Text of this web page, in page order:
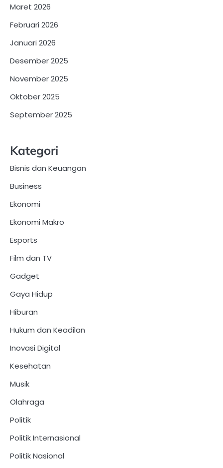
Maret 2026
Februari 2026
Januari 2026
Desember 2025
November 2025
Oktober 2025
September 2025
Kategori
Bisnis dan Keuangan
Business
Ekonomi
Ekonomi Makro
Esports
Film dan TV
Gadget
Gaya Hidup
Hiburan
Hukum dan Keadilan
Inovasi Digital
Kesehatan
Musik
Olahraga
Politik
Politik Internasional
Politik Nasional